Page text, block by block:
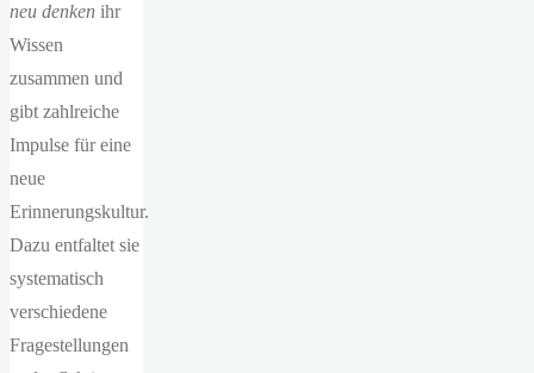
neu denken ihr
Wissen
zusammen und
gibt zahlreiche
Impulse für eine
neue
Erinnerungskultur.
Dazu entfaltet sie
systematisch
verschiedene
Fragestellungen